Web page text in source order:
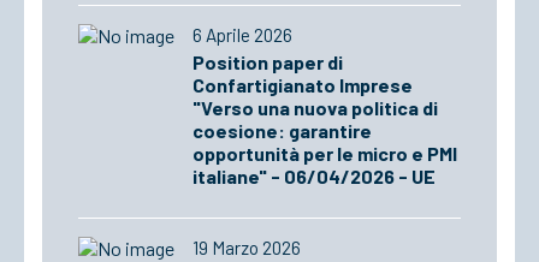
6 Aprile 2026
Position paper di
Confartigianato Imprese
"Verso una nuova politica di
coesione: garantire
opportunità per le micro e PMI
italiane" - 06/04/2026 - UE
19 Marzo 2026